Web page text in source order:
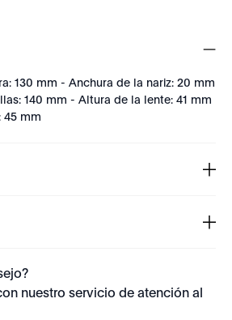
130 mm - Anchura de la nariz: 20 mm
140 mm - Altura de la lente: 41 mm
45 mm
nuestro servicio de atención al